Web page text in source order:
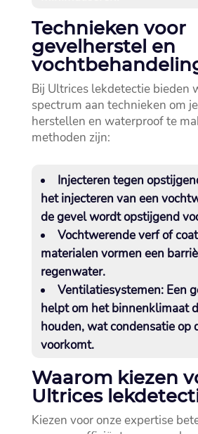
Technieken voor
gevelherstel en
Bij Ultrices lekdetectie bieden
spectrum aan technieken om
herstellen en waterproof te
methoden zijn:
Injecteren tegen
het injecteren van een
de gevel wordt opstijgend
Vochtwerende verf of
materialen vormen een
regenwater.​
Ventilatiesystemen:Een
helpt om het binnenklimaat
houden, wat condensatie op
voorkomt.​
Waarom kiezen
Ultrices
Kiezen voor onze expertise